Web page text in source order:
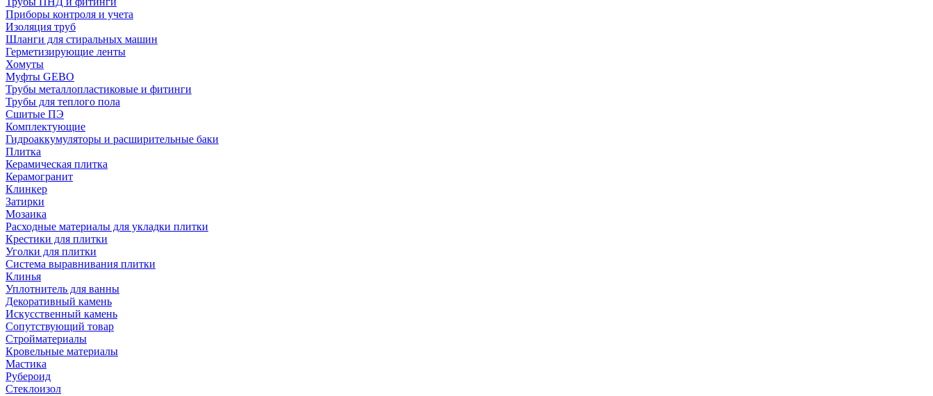
Приборы контроля и учета
Изоляция труб
Шланги для стиральных машин
Герметизирующие ленты
Хомуты
Муфты GEBO
Трубы металлопластиковые и фитинги
Трубы для теплого пола
Сшитые ПЭ
Комплектующие
Гидроаккумуляторы и расширительные баки
Плитка
Керамическая плитка
Керамогранит
Клинкер
Затирки
Мозаика
Расходные материалы для укладки плитки
Крестики для плитки
Уголки для плитки
Система выравнивания плитки
Клинья
Уплотнитель для ванны
Декоративный камень
Искусственный камень
Сопутствующий товар
Стройматериалы
Кровельные материалы
Мастика
Рубероид
Стеклоизол